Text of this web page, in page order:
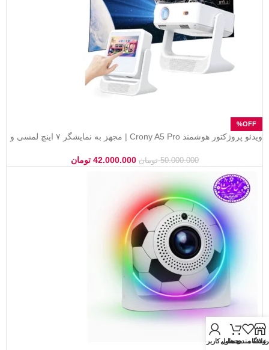
ویدئو پروژکتور هوشمند Crony A5 Pro | مجهز به نمایشگر ۷ اینچ لمسی و
50.000.000 تومان 42.000.000 تومان
علاقه مندی ها
محصول
حساب کاربری من